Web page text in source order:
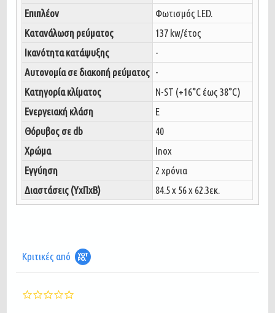
Επιπλέον
Φωτισμός LED.
Κατανάλωση ρεύματος
137 kw/έτος
Ικανότητα κατάψυξης
-
Αυτονομία σε διακοπή ρεύματος -
Κατηγορία κλίματος
N-ST (+16°C έως 38°C)
Ενεργειακή κλάση
E
Θόρυβος σε db
40
Χρώμα
Inox
Εγγύηση
2 χρόνια
Διαστάσεις (ΥxΠxΒ)
84.5 x 56 x 62.3εκ.
Κριτικές από